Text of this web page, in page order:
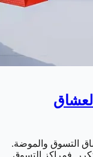
التسوق والموضة.